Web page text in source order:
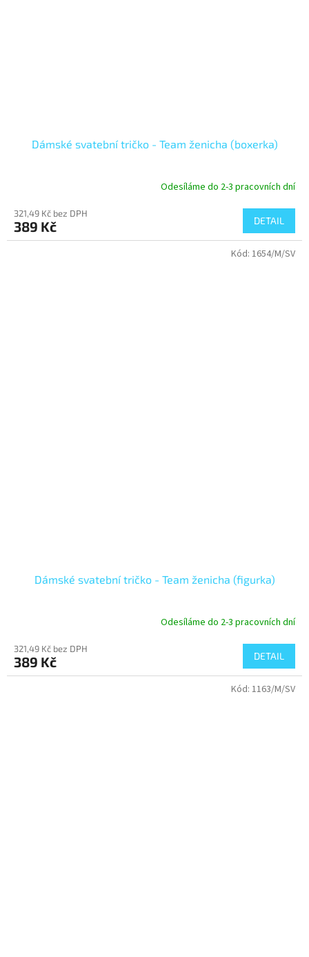
Dámské svatební tričko - Team ženicha (boxerka)
Odesíláme do 2-3 pracovních dní
321,49 Kč bez DPH
389 Kč DETAIL
Dámské svatební tričko - Team ženicha (figurka)
Odesíláme do 2-3 pracovních dní
321,49 Kč bez DPH
389 Kč DETAIL
Kód: 1654/M/SV
Kód: 1163/M/SV